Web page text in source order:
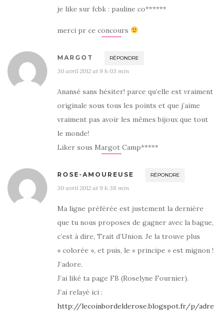
je like sur fcbk : pauline co******
merci pr ce concours
MARGOT RÉPONDRE
30 avril 2012 at 9 h 03 min
Anansé sans hésiter! parce qu’elle est vraiment
originale sous tous les points et que j’aime
vraiment pas avoir les mêmes bijoux que tout
le monde!
Liker sous Margot Camp*****
ROSE-AMOUREUSE RÉPONDRE
30 avril 2012 at 9 h 38 min
Ma ligne préférée est justement la dernière
que tu nous proposes de gagner avec la bague,
c’est à dire, Trait d’Union. Je la trouve plus
« colorée », et puis, le « principe » est mignon !
J’adore.
J’ai liké ta page FB (Roselyne Fournier).
J’ai relayé ici :
http://lecoinbordelderose.blogspot.fr/p/adre